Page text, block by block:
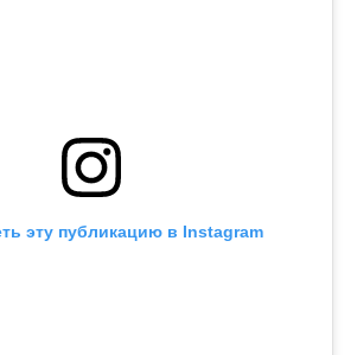
эту публикацию в Instagram